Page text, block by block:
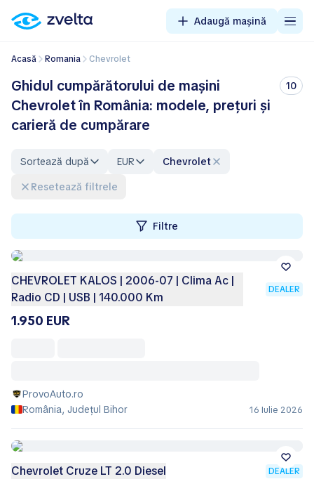
Adaugă mașină
Acasă Romania Chevrolet
Ghidul cumpărătorului de mașini
Chevrolet în România: modele, prețuri și
carieră de cumpărare
10
Sortează după EUR
Chevrolet
Resetează filtrele
Filtre
CHEVROLET KALOS | 2006-07 | Clima Ac |
Radio CD | USB | 140.000 Km
DEALER
1.950 EUR
ProvoAuto.ro
România, Județul Bihor
16 Iulie 2026
Chevrolet Cruze LT 2.0 Diesel DEALER